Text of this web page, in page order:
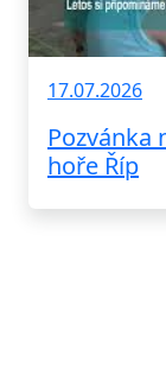
17.07.2026
Pozvánka
hoře Říp